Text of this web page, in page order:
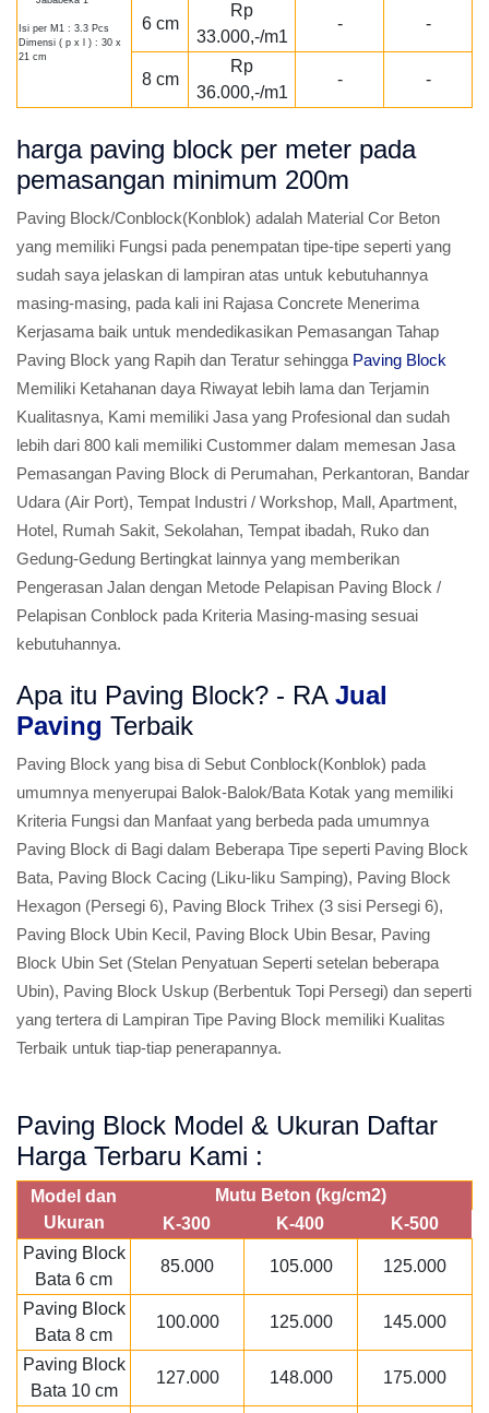
Isi per M1 : 3.3 Pcs
Dimensi ( p x l ) : 30 x
21 cm
6 cm
Rp
33.000,-/m1
- -
8 cm
Rp
36.000,-/m1
- -
harga paving block per meter pada
pemasangan minimum 200m
Paving Block/Conblock(Konblok) adalah Material Cor Beton
yang memiliki Fungsi pada penempatan tipe-tipe seperti yang
sudah saya jelaskan di lampiran atas untuk kebutuhannya
masing-masing, pada kali ini Rajasa Concrete Menerima
Kerjasama baik untuk mendedikasikan Pemasangan Tahap
Paving Block yang Rapih dan Teratur sehingga Paving Block
Memiliki Ketahanan daya Riwayat lebih lama dan Terjamin
Kualitasnya, Kami memiliki Jasa yang Profesional dan sudah
lebih dari 800 kali memiliki Custommer dalam memesan Jasa
Pemasangan Paving Block di Perumahan, Perkantoran, Bandar
Udara (Air Port), Tempat Industri / Workshop, Mall, Apartment,
Hotel, Rumah Sakit, Sekolahan, Tempat ibadah, Ruko dan
Gedung-Gedung Bertingkat lainnya yang memberikan
Pengerasan Jalan dengan Metode Pelapisan Paving Block /
Pelapisan Conblock pada Kriteria Masing-masing sesuai
kebutuhannya.
Apa itu Paving Block? - RA Jual
Paving Terbaik
Paving Block yang bisa di Sebut Conblock(Konblok) pada
umumnya menyerupai Balok-Balok/Bata Kotak yang memiliki
Kriteria Fungsi dan Manfaat yang berbeda pada umumnya
Paving Block di Bagi dalam Beberapa Tipe seperti Paving Block
Bata, Paving Block Cacing (Liku-liku Samping), Paving Block
Hexagon (Persegi 6), Paving Block Trihex (3 sisi Persegi 6),
Paving Block Ubin Kecil, Paving Block Ubin Besar, Paving
Block Ubin Set (Stelan Penyatuan Seperti setelan beberapa
Ubin), Paving Block Uskup (Berbentuk Topi Persegi) dan seperti
yang tertera di Lampiran Tipe Paving Block memiliki Kualitas
Terbaik untuk tiap-tiap penerapannya.
Paving Block Model & Ukuran Daftar
Harga Terbaru Kami :
Model dan
Ukuran
Mutu Beton (kg/cm2)
K-300
K-400
K-500
Paving Block
Bata 6 cm
85.000 105.000 125.000
Paving Block
Bata 8 cm
100.000 125.000 145.000
Paving Block
Bata 10 cm
127.000 148.000 175.000